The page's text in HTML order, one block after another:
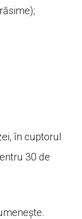
în cuptorul
30 de